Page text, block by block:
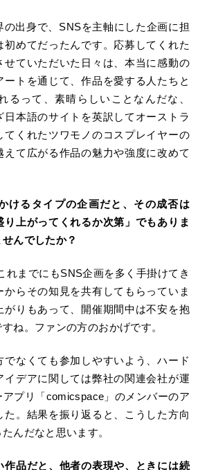
出身で、SNSを主軸にした企画に担
初めてだったんです。応募してくれた
せていただいた日々は、本当に感動の
トを通じて、作品を愛する人たちと
るって、素晴らしいことなんだな、
日本語のサイトを英訳してオーストラ
てくれたツワモノのコスプレイヤーの
て広がる作品の魅力や強度に改めて
けるタイプの企画だと、その成否は
り上がってくれるか次第」でもありま
んでしたか？
までにもSNS企画を多く手掛けてき
らその知見を共有してもらっていま
がりもあって、開催期間中は不安を抱
ね。ファンの方のおかげです。
なくても参加しやすいよう、ハード
イデアに関しては弊社の関連会社が運
プリ「comicspace」のメンバーのア
た。結果を振り返ると、こうした方向
んだなと思います。
作品だと、他者の表現や、ときには続